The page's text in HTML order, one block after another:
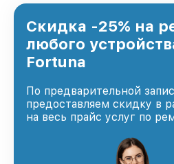
Скидка -25% на
любого
Fortuna
По предварительной
предоставляем скидку в
на весь прайс услуг по